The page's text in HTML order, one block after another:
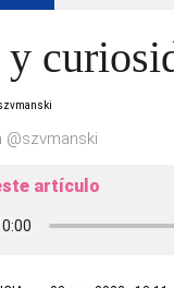
@szvmanski
artículo